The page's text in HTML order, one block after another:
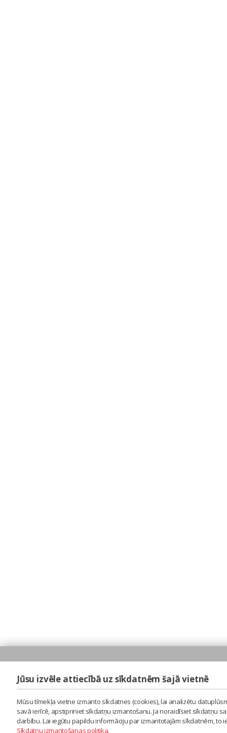
Jūsu izvēle attiecībā uz sīkdatnēm šajā vietnē
Mūsu tīmekļa vietne izmanto sīkdatnes (cookies), lai analizētu
savā ierīcē, apstipriniet sīkdatņu izmantošanu. Ja noraidīsiet sīkdatņu
darbību. Lai iegūtu papildu informāciju par izmantotajām sīkdatnēm,
Sīkdatņu izmantošanas politika.